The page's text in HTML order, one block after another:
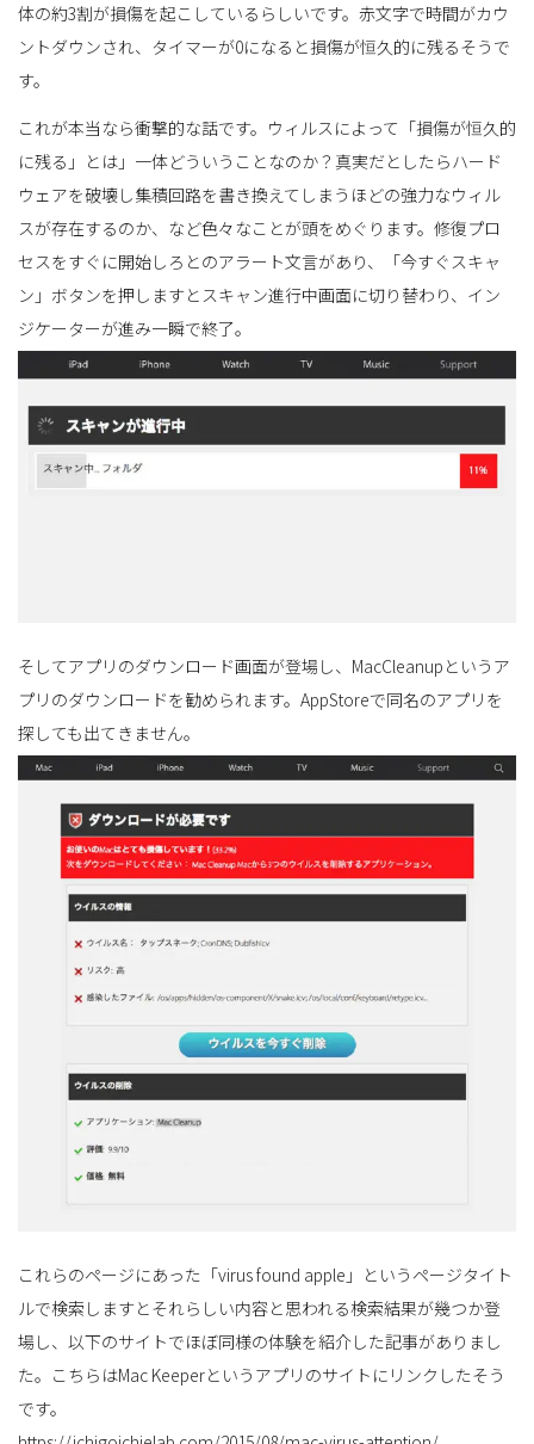
え
体の約3割が損傷を起こしているらしいです。赤文字で時間がカウ
ントダウンされ、タイマーが0になると損傷が恒久的に残るそうで
す。
これが本当なら衝撃的な話です。ウィルスによって「損傷が恒久的
に残る」とは」一体どういうことなのか？真実だとしたらハード
ウェアを破壊し集積回路を書き換えてしまうほどの強力なウィル
スが存在するのか、など色々なことが頭をめぐります。修復プロ
セスをすぐに開始しろとのアラート文言があり、「今すぐスキャ
ン」ボタンを押しますとスキャン進行中画面に切り替わり、イン
ジケーターが進み一瞬で終了。
そしてアプリのダウンロード画面が登場し、MacCleanupというア
プリのダウンロードを勧められます。AppStoreで同名のアプリを
探しても出てきません。
これらのページにあった「virus found apple」というページタイト
ルで検索しますとそれらしい内容と思われる検索結果が幾つか登
場し、以下のサイトでほぼ同様の体験を紹介した記事がありまし
た。こちらはMac Keeperというアプリのサイトにリンクしたそう
です。